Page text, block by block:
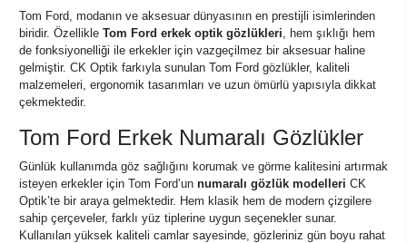
Tom Ford, modanın ve aksesuar dünyasının en prestijli isimlerinden
biridir. Özellikle Tom Ford erkek optik gözlükleri, hem şıklığı hem
de fonksiyonelliği ile erkekler için vazgeçilmez bir aksesuar haline
gelmiştir. CK Optik farkıyla sunulan Tom Ford gözlükler, kaliteli
malzemeleri, ergonomik tasarımları ve uzun ömürlü yapısıyla dikkat
çekmektedir.
Tom Ford Erkek Numaralı Gözlükler
Günlük kullanımda göz sağlığını korumak ve görme kalitesini artırmak
isteyen erkekler için Tom Ford’un numaralı gözlük modelleri CK
Optik’te bir araya gelmektedir. Hem klasik hem de modern çizgilere
sahip çerçeveler, farklı yüz tiplerine uygun seçenekler sunar.
Kullanılan yüksek kaliteli camlar sayesinde, gözleriniz gün boyu rahat